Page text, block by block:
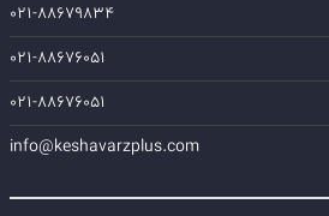
۰۲۱-۸۸۶۷۹۸۳۴
۰۲۱-۸۸۶۷۶۰۵۱
۰۲۱-۸۸۶۷۶۰۵۱
info@keshavarzplus.com